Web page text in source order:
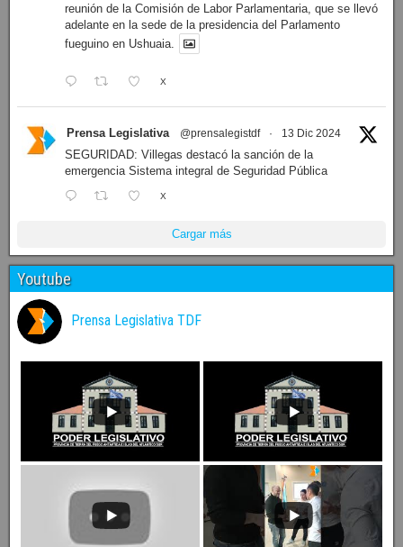
reunión de la Comisión de Labor Parlamentaria, que se llevó
adelante en la sede de la presidencia del Parlamento
fueguino en Ushuaia.
X
Prensa Legislativa @prensalegistdf · 13 Dic 2024
SEGURIDAD: Villegas destacó la sanción de la
emergencia Sistema integral de Seguridad Pública
X
Cargar más
Youtube
Prensa Legislativa TDF